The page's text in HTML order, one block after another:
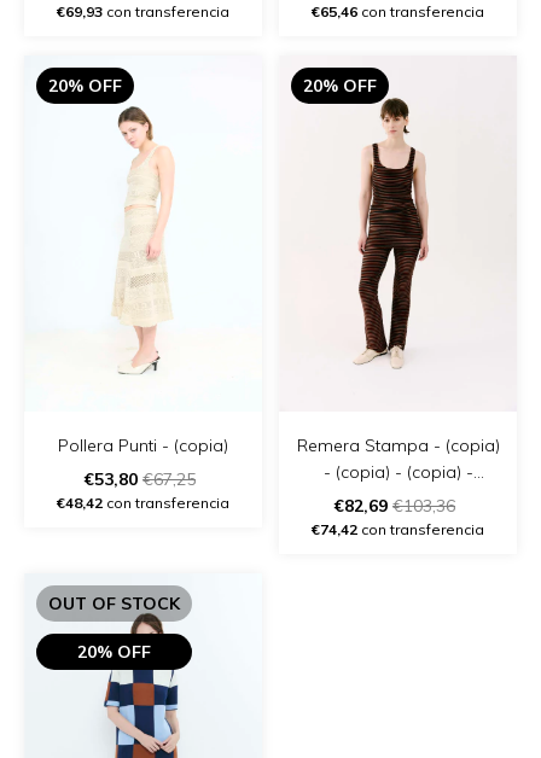
€69,93 con transferencia €65,46 con transferencia
20% OFF
Pollera Punti - (copia)
€53,80 €67,25
€48,42 con transferencia
20% OFF
Remera Stampa - (copia)
- (copia) - (copia) -
(copia) - (copia) - (copia)
- (copia)
€82,69 €103,36
€74,42 con transferencia
OUT OF STOCK
20% OFF